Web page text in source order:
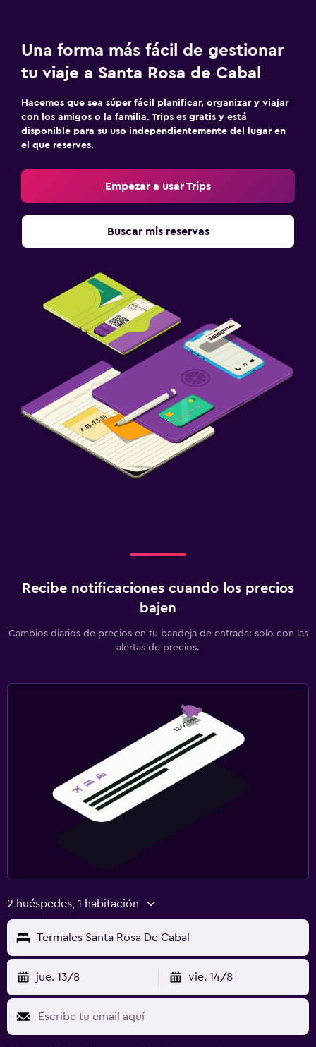
Una forma más fácil de gestionar
tu viaje a Santa Rosa de Cabal
Hacemos que sea súper fácil planificar, organizar y viajar
con los amigos o la familia. Trips es gratis y está
disponible para su uso independientemente del lugar en
el que reserves.
Empezar a usar Trips
Buscar mis reservas
Recibe notificaciones cuando los precios
bajen
Cambios diarios de precios en tu bandeja de entrada: solo con las
alertas de precios.
2 huéspedes, 1 habitación
Termales Santa Rosa De Cabal
jue. 13/8 vie. 14/8